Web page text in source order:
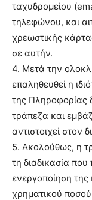
ταχυδρομείου
τηλεφώνου, και
χρεωστικής
σε αυτήν.
4. Μετά την
επαληθευθεί η
της Πληροφορίας
τράπεζα και
αντιστοιχεί στον
5. Ακολούθως, η
τη διαδικασία
ενεργοποίηση
χρηματικού